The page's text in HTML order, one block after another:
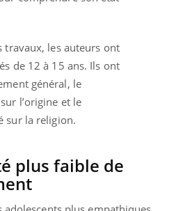
travaux, les auteurs ont
de 12 à 15 ans. Ils ont
général, le
l’origine et le
sur la religion.
plus faible de